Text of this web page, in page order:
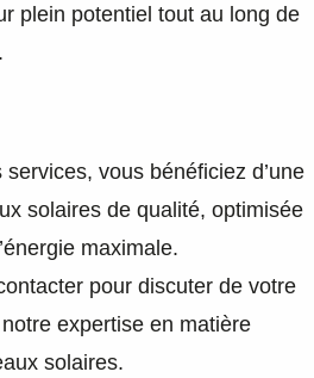
plein potentiel tout au long de
vous bénéficiez d’une
solaires de qualité, optimisée
maximale.
pour discuter de votre
expertise en matière
solaires.